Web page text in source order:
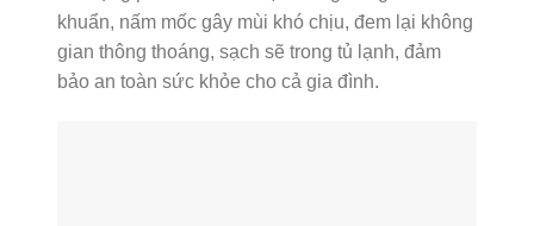
khuẩn, nấm mốc gây mùi khó chịu, đem lại không
gian thông thoáng, sạch sẽ trong tủ lạnh, đảm
bảo an toàn sức khỏe cho cả gia đình.